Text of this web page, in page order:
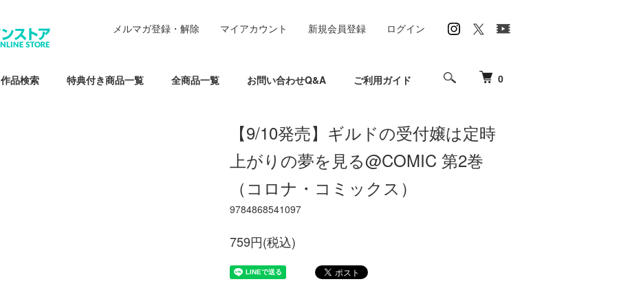
0
作品検索 特典付き商品一覧 全商品一覧 お問い合わせQ&A ご利用ガイド
メルマガ登録・解除 マイアカウント 新規会員登録 ログイン
【9/10発売】ギルドの受付嬢は定時
上がりの夢を見る@COMIC 第2巻
（コロナ・コミックス）
9784868541097
759円(税込)